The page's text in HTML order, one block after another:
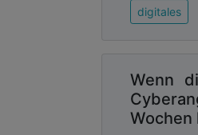
digitales
Wenn
Wochen